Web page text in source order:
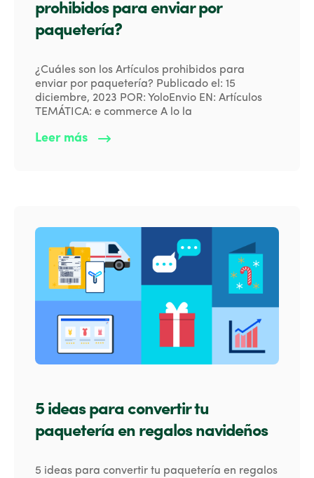
prohibidos para enviar por
paquetería?
¿Cuáles son los Artículos prohibidos para
enviar por paquetería? Publicado el: 15
diciembre, 2023 POR: YoloEnvio EN: Artículos
TEMÁTICA: e commerce A lo la
Leer más
5 ideas para convertir tu
paquetería en regalos navideños
5 ideas para convertir tu paquetería en regalos